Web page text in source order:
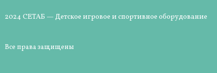
2024 СЕТАБ — Детское игровое и спортивное оборудование
Все права защищены